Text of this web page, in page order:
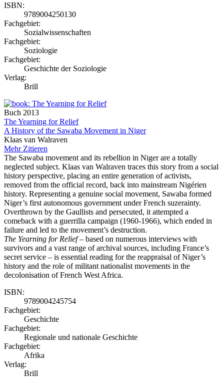
ISBN:
9789004250130
Fachgebiet:
Sozialwissenschaften
Fachgebiet:
Soziologie
Fachgebiet:
Geschichte der Soziologie
Verlag:
Brill
Buch 2013
The Yearning for Relief
A History of the Sawaba Movement in Niger
Klaas van Walraven
Mehr Zitieren
The Sawaba movement and its rebellion in Niger are a totally
neglected subject. Klaas van Walraven traces this story from a social
history perspective, placing an entire generation of activists,
removed from the official record, back into mainstream Nigérien
history. Representing a genuine social movement, Sawaba formed
Niger’s first autonomous government under French suzerainty.
Overthrown by the Gaullists and persecuted, it attempted a
comeback with a guerrilla campaign (1960-1966), which ended in
failure and led to the movement’s destruction.
The Yearning for Relief– based on numerous interviews with
survivors and a vast range of archival sources, including France’s
secret service – is essential reading for the reappraisal of Niger’s
history and the role of militant nationalist movements in the
decolonisation of French West Africa.
ISBN:
9789004245754
Fachgebiet:
Geschichte
Fachgebiet:
Regionale und nationale Geschichte
Fachgebiet:
Afrika
Verlag:
Brill